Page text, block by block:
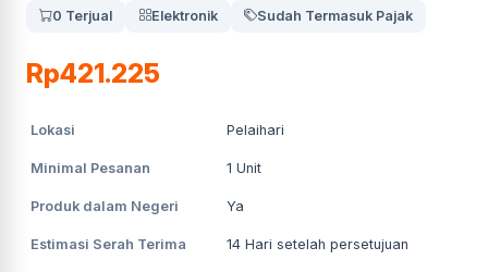
0 Terjual Elektronik Sudah Termasuk Pajak
Rp421.225
Lokasi Pelaihari
Minimal Pesanan 1 Unit
Produk dalam Negeri Ya
Estimasi Serah Terima 14 Hari setelah persetujuan